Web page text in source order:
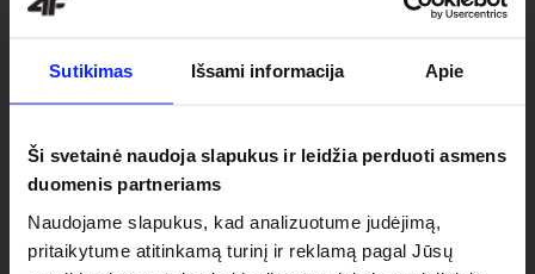
Sutikimas Išsami informacija Apie
Ši svetainė naudoja slapukus ir leidžia perduoti asmens
duomenis partneriams
Naudojame slapukus, kad analizuotume judėjimą,
pritaikytume atitinkamą turinį ir reklamą pagal Jūsų